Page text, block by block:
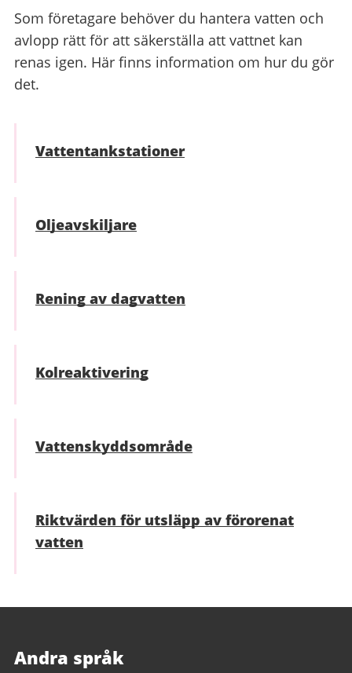
Som företagare behöver du hantera vatten och
avlopp rätt för att säkerställa att vattnet kan
renas igen. Här finns information om hur du gör
det.
Vattentankstationer
Oljeavskiljare
Rening av dagvatten
Kolreaktivering
Vattenskyddsområde
Riktvärden för utsläpp av förorenat
vatten
Andra språk